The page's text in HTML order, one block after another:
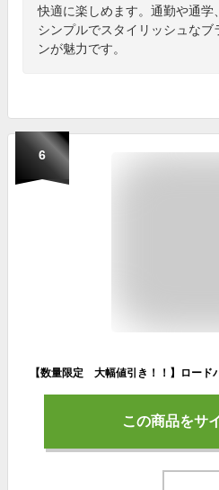
快適に楽しめます。通勤や通学
シンプルでスタイリッシュなブ
ンが魅力です。
6
この商品をサ